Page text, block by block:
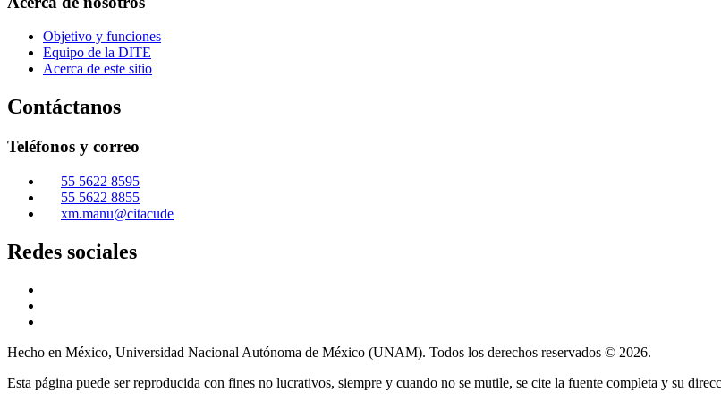
Objetivo y funciones
Equipo de la DITE
Acerca de este sitio
Contáctanos
Teléfonos y correo
55 5622 8595
55 5622 8855
xm.manu@citacude
Redes sociales
Hecho en México, Universidad Nacional Autónoma de México (UNAM). Todos los derechos reservados © 2026.
Esta página puede ser reproducida con fines no lucrativos, siempre y cuando no se mutile, se cite la fuente completa y su